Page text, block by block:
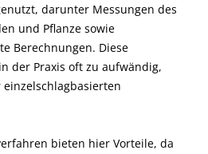
darunter Messungen des
und Pflanze sowie
Berechnungen. Diese
der Praxis oft zu aufwändig,
bieten hier Vorteile, da